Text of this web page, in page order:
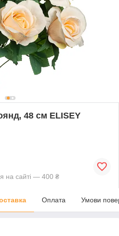
48 см ELISEY
на сайті — 400 ₴
Оплата Умови